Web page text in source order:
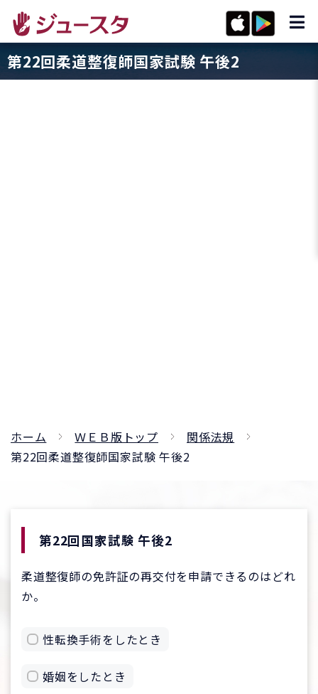
第22回柔道整復師国家試験 午後2
ホーム ＷＥＢ版トップ
関係法規
第22回柔道整復師国家試験 午後2
第22回国家試験 午後2
柔道整復師の免許証の再交付を申請できるのはどれ
か。
性転換手術をしたとき
婚姻をしたとき